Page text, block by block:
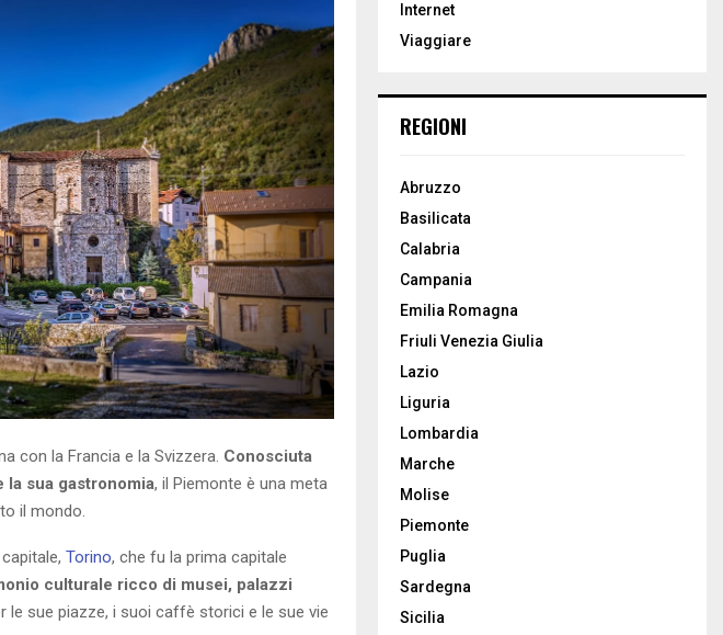
con la Francia e la Svizzera. Conosciuta
la sua gastronomia, il Piemonte è una meta
il mondo.
Torino, che fu la prima capitale
culturale ricco di musei, palazzi
le sue piazze, i suoi caffè storici e le sue vie
:Internet
Viaggiare
REGIONI
Abruzzo
Basilicata
Calabria
Campania
Emilia Romagna
Friuli Venezia Giulia
Lazio
Liguria
Lombardia
Marche
Molise
Piemonte
Puglia
Sardegna
Sicilia